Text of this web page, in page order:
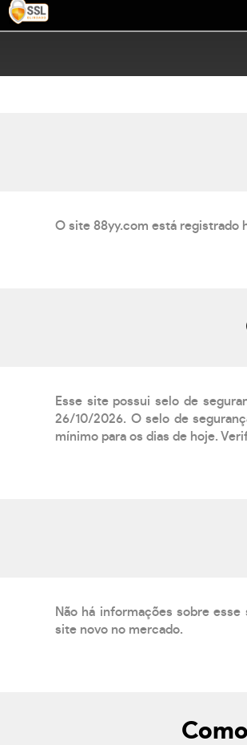
O site 88yy.com está registrado
Esse site possui selo de
26/10/2026. O selo de
mínimo para os dias de hoje.
Não há informações sobre
site novo no mercado.